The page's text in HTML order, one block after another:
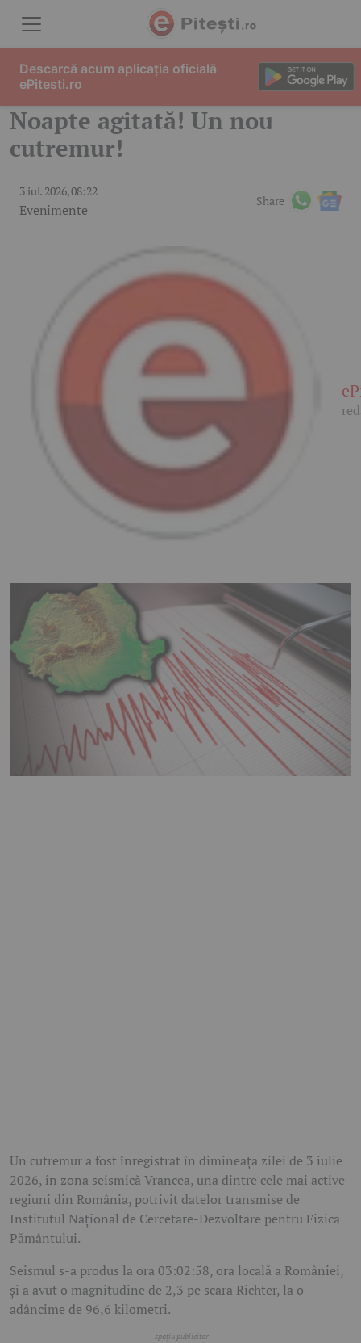
Noapte agitată! Un nou
cutremur!
3 iul. 2026, 08:22
Evenimente
Share
Un cutremur a fost înregistrat în dimineața zilei de 3 iulie
2026, în zona seismică Vrancea, una dintre cele mai active
regiuni din România, potrivit datelor transmise de
Institutul Național de Cercetare-Dezvoltare pentru Fizica
Pământului.
Seismul s-a produs la ora 03:02:58, ora locală a României,
și a avut o magnitudine de 2,3 pe scara Richter, la o
adâncime de 96,6 kilometri.
Descarcă acum aplicația oficială
ePitesti.ro